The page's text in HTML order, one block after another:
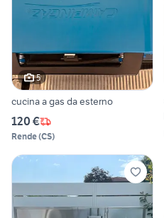
5
cucina a gas da esterno
120 €
Rende(CS)